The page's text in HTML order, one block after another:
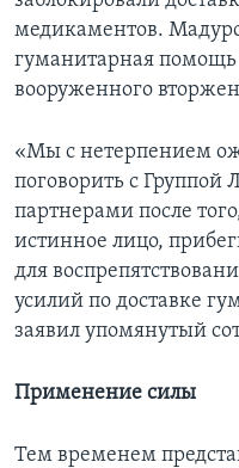
медикаментов.
гуманитарная помощь
вооруженного
«Мы с нетерпением
поговорить с
партнерами после
истинное лицо,
для
усилий по доставке
заявил упомянутый
Применение силы
Тем временем